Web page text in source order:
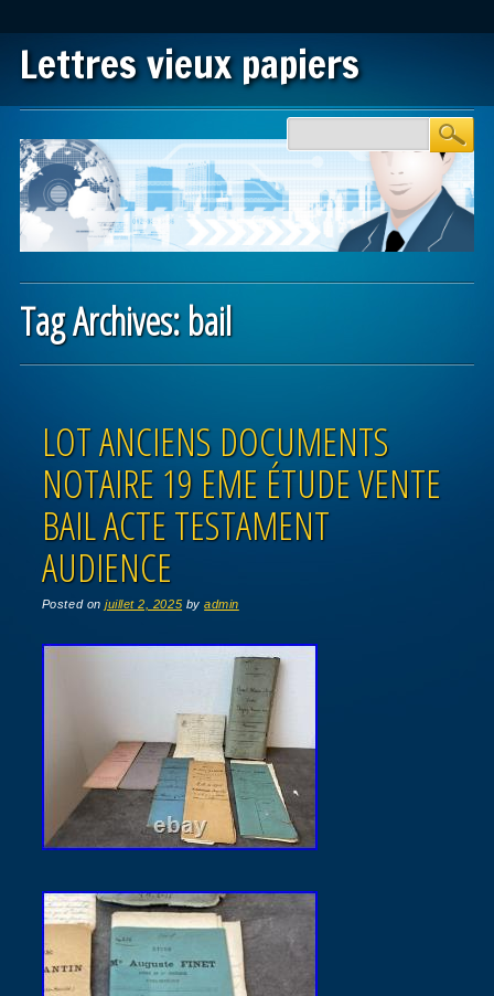
Lettres vieux papiers
Main menu
Tag Archives:bail
LOT ANCIENS DOCUMENTS
NOTAIRE 19 EME ÉTUDE VENTE
BAIL ACTE TESTAMENT
AUDIENCE
Posted onjuillet 2, 2025 byadmin